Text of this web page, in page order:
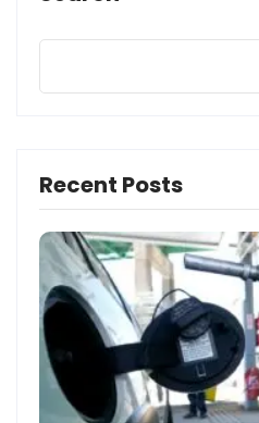
Recent Posts